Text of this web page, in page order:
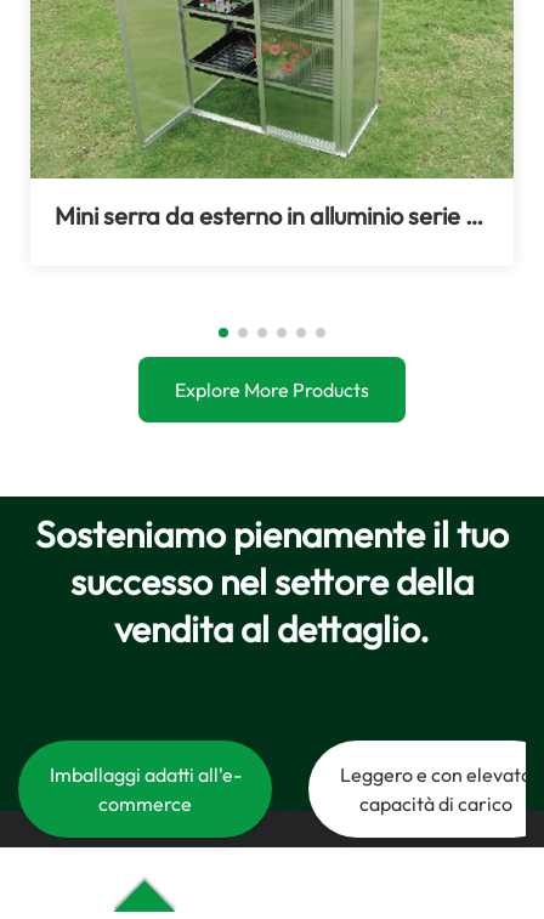
Mini serra da esterno in alluminio serie LS per giardino
Explore More Products
Sosteniamo pienamente il tuo
successo nel settore della
vendita al dettaglio.
Imballaggi adatti all'e-
commerce
Leggero e con elevata
capacità di carico